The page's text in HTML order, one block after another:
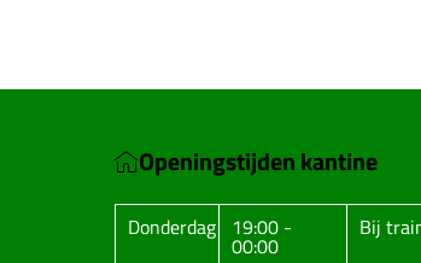
Openingstijden kantine
Donderdag 19:00 -
00:00
Bij